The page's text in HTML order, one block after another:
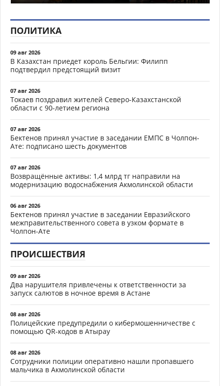
ПОЛИТИКА
09 авг 2026
В Казахстан приедет король Бельгии: Филипп
подтвердил предстоящий визит
07 авг 2026
Токаев поздравил жителей Северо-Казахстанской
области с 90-летием региона
07 авг 2026
Бектенов принял участие в заседании ЕМПС в Чолпон-
Ате: подписано шесть документов
07 авг 2026
Возвращённые активы: 1,4 млрд тг направили на
модернизацию водоснабжения Акмолинской области
06 авг 2026
Бектенов принял участие в заседании Евразийского
межправительственного совета в узком формате в
Чолпон-Ате
ПРОИСШЕСТВИЯ
09 авг 2026
Два нарушителя привлечены к ответственности за
запуск салютов в ночное время в Астане
08 авг 2026
Полицейские предупредили о кибермошенничестве с
помощью QR-кодов в Атырау
08 авг 2026
Сотрудники полиции оперативно нашли пропавшего
мальчика в Акмолинской области